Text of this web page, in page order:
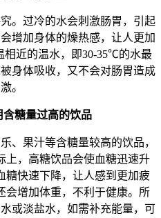
过冷的水会刺激肠胃，引起
增加身体的燥热感，让人更加
相近的温水，即30-35℃的水最
身体吸收，又不会对肠胃造成
。
含糖量过高的饮品
果汁等含糖量较高的饮品，
上，高糖饮品会使血糖迅速升
糖快速下降，让人感到更加疲
会增加体重，不利于健康。所
或淡盐水，如需补充能量，可